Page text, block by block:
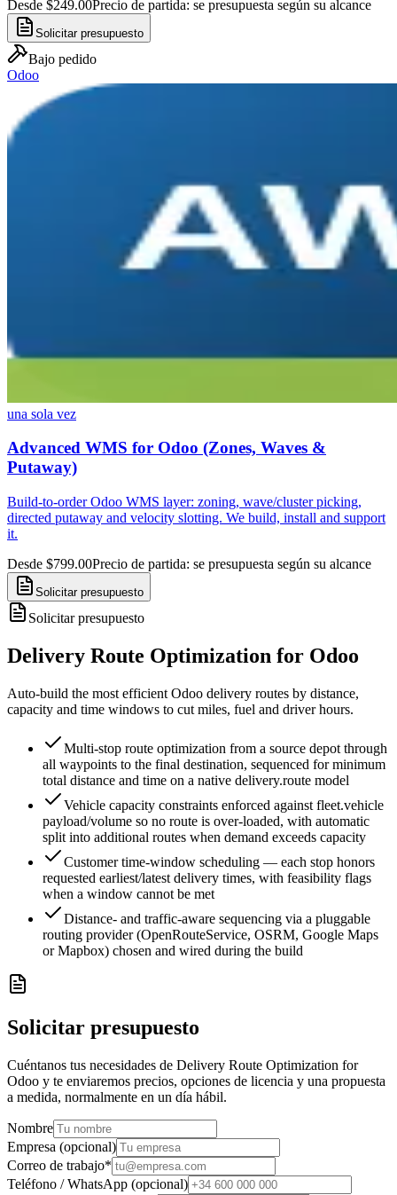
Desde $249.00Precio de partida: se presupuesta según su alcance
Solicitar presupuesto
Bajo pedido
Odoo
una sola vez
Advanced WMS for Odoo (Zones, Waves &
Putaway)
Build-to-order Odoo WMS layer: zoning, wave/cluster picking,
directed putaway and velocity slotting. We build, install and support
it.
Desde $799.00Precio de partida: se presupuesta según su alcance
Solicitar presupuesto
Solicitar presupuesto
Delivery Route Optimization for Odoo
Auto-build the most efficient Odoo delivery routes by distance,
capacity and time windows to cut miles, fuel and driver hours.
Multi-stop route optimization from a source depot through
all waypoints to the final destination, sequenced for minimum
total distance and time on a native delivery.route model
Vehicle capacity constraints enforced against fleet.vehicle
payload/volume so no route is over-loaded, with automatic
split into additional routes when demand exceeds capacity
Customer time-window scheduling — each stop honors
requested earliest/latest delivery times, with feasibility flags
when a window cannot be met
Distance- and traffic-aware sequencing via a pluggable
routing provider (OpenRouteService, OSRM, Google Maps
or Mapbox) chosen and wired during the build
Solicitar presupuesto
Cuéntanos tus necesidades de Delivery Route Optimization for
Odoo y te enviaremos precios, opciones de licencia y una propuesta
a medida, normalmente en un día hábil.
Nombre
Empresa (opcional)
Correo de trabajo*
Teléfono / WhatsApp (opcional)